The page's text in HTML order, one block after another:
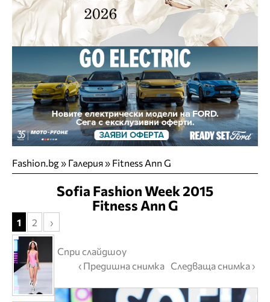
Fashion.bg» Галерия» Fitness Ann G
Sofia Fashion Week 2015
Fitness Ann G
Спри слайдшоу
‹ Предишна снимка Следваща снимка ›
1 2 ›